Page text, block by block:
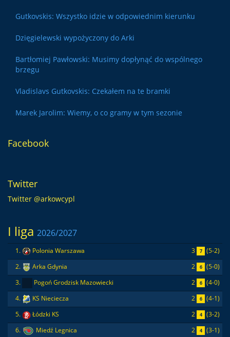
Gutkovskis: Wszystko idzie w odpowiednim kierunku
Dzięgielewski wypożyczony do Arki
Bartłomiej Pawłowski: Musimy dopłynąć do wspólnego
brzegu
Vladislavs Gutkovskis: Czekałem na te bramki
Marek Jarolim: Wiemy, o co gramy w tym sezonie
Facebook
Twitter
Twitter @arkowcypl
I liga 2026/2027
1. Polonia Warszawa 3 7
(5-2)
2.
Arka Gdynia 2 6
(5-0)
3.
Pogoń Grodzisk Mazowiecki 2 6
(4-0)
4.
KS Nieciecza 2 6
(4-1)
5.
Łódzki KS 2 4
(3-2)
6.
Miedź Legnica 2 4
(3-1)